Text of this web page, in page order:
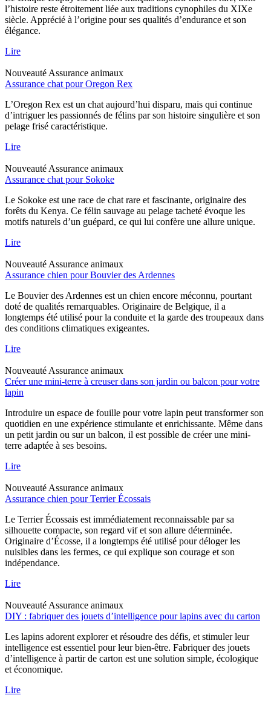
l’histoire reste étroitement liée aux traditions cynophiles du XIXe
siècle. Apprécié à l’origine pour ses qualités d’endurance et son
élégance.
Lire
Nouveauté Assurance animaux
Assurance chat pour Oregon Rex
L’Oregon Rex est un chat aujourd’hui disparu, mais qui continue
d’intriguer les passionnés de félins par son histoire singulière et son
pelage frisé caractéristique.
Lire
Nouveauté Assurance animaux
Assurance chat pour Sokoke
Le Sokoke est une race de chat rare et fascinante, originaire des
forêts du Kenya. Ce félin sauvage au pelage tacheté évoque les
motifs naturels d’un guépard, ce qui lui confère une allure unique.
Lire
Nouveauté Assurance animaux
Assurance chien pour Bouvier des Ardennes
Le Bouvier des Ardennes est un chien encore méconnu, pourtant
doté de qualités remarquables. Originaire de Belgique, il a
longtemps été utilisé pour la conduite et la garde des troupeaux dans
des conditions climatiques exigeantes.
Lire
Nouveauté Assurance animaux
Créer une mini-terre à creuser dans son jardin ou balcon pour votre
lapin
Introduire un espace de fouille pour votre lapin peut transformer son
quotidien en une expérience stimulante et enrichissante. Même dans
un petit jardin ou sur un balcon, il est possible de créer une mini-
terre adaptée à ses besoins.
Lire
Nouveauté Assurance animaux
Assurance chien pour Terrier Écossais
Le Terrier Écossais est immédiatement reconnaissable par sa
silhouette compacte, son regard vif et son allure déterminée.
Originaire d’Écosse, il a longtemps été utilisé pour déloger les
nuisibles dans les fermes, ce qui explique son courage et son
indépendance.
Lire
Nouveauté Assurance animaux
DIY : fabriquer des jouets d’intelligence pour lapins avec du carton
Les lapins adorent explorer et résoudre des défis, et stimuler leur
intelligence est essentiel pour leur bien-être. Fabriquer des jouets
d’intelligence à partir de carton est une solution simple, écologique
et économique.
Lire